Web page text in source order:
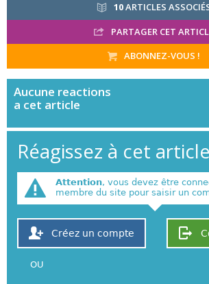
10ARTICLES
PARTAGER CET
ABONNEZ-VOUS !
Aucune reactions
a cet article
Réagissez à cet article
Attention, vous devez être
membre du site pour saisir un
Créez un compte
OU